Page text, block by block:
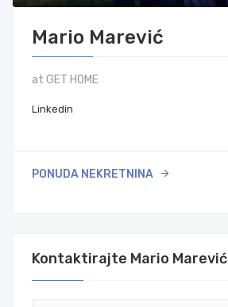
Mario Marević
at GET HOME
Linkedin
PONUDA NEKRETNINA
Kontaktirajte Mario Marević